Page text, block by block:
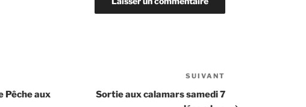
Pêche aux
suivant
SUIVANT
Sortie aux calamars samedi 7